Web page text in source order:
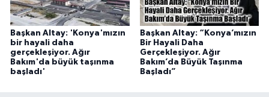
Başkan Altay: 'Konya'mızın
bir hayali daha
gerçekleşiyor. Ağır
Bakım'da büyük taşınma
başladı'
Başkan Altay: “Konya’mızın
Bir Hayali Daha
Gerçekleşiyor. Ağır
Bakım’da Büyük Taşınma
Başladı”